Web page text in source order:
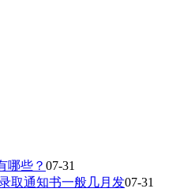
哪些？ 07-31
取通知书一般几月发07-31